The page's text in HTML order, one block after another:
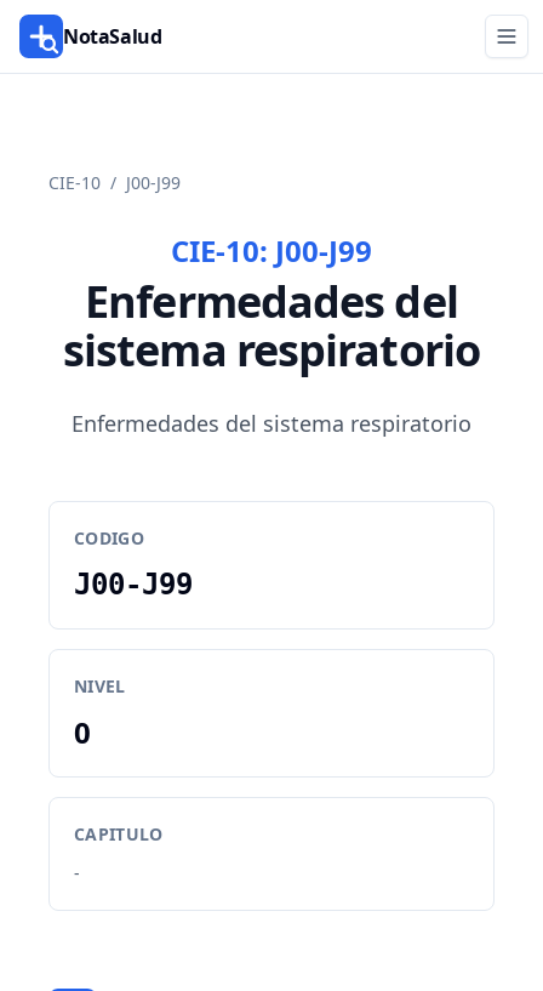
NotaSalud
CIE-10 / J00-J99
CIE-10: J00-J99
Enfermedades del
sistema respiratorio
Enfermedades del sistema respiratorio
CODIGO
J00-J99
NIVEL
0
CAPITULO
-